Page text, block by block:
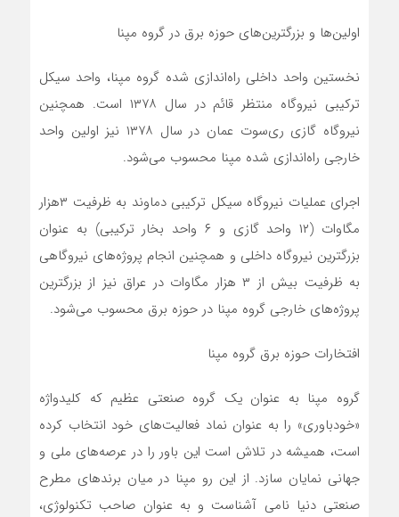
اولین‌ها و بزرگترین‌های حوزه برق در گروه مپنا
نخستین واحد داخلی راه‌اندازی شده گروه مپنا، واحد سیکل
ترکیبی نیروگاه منتظر قائم در سال ۱۳۷۸ است. همچنین
نیروگاه گازی ری‌سوت عمان در سال ۱۳۷۸ نیز اولین واحد
خارجی راه‌اندازی شده مپنا محسوب می‌شود.
اجرای عملیات نیروگاه سیکل ترکیبی دماوند به ظرفیت ۳هزار
مگاوات (۱۲ واحد گازی و ۶ واحد بخار ترکیبی) به عنوان
بزرگترین نیروگاه داخلی و همچنین انجام پروژه‌های نیروگاهی
به ظرفیت بیش از ۳ هزار مگاوات در عراق نیز از بزرگترین
پروژه‌های خارجی گروه مپنا در حوزه برق محسوب می‌شود.
افتخارات حوزه برق گروه مپنا
گروه مپنا به عنوان یک گروه صنعتی عظیم که کلیدواژه
«خودباوری» را به عنوان نماد فعالیت‌های خود انتخاب کرده
است، همیشه در تلاش است این باور را در عرصه‌های ملی و
جهانی نمایان سازد. از این رو مپنا در میان برندهای مطرح
صنعتی دنیا نامی آشناست و به عنوان صاحب تکنولوژی،